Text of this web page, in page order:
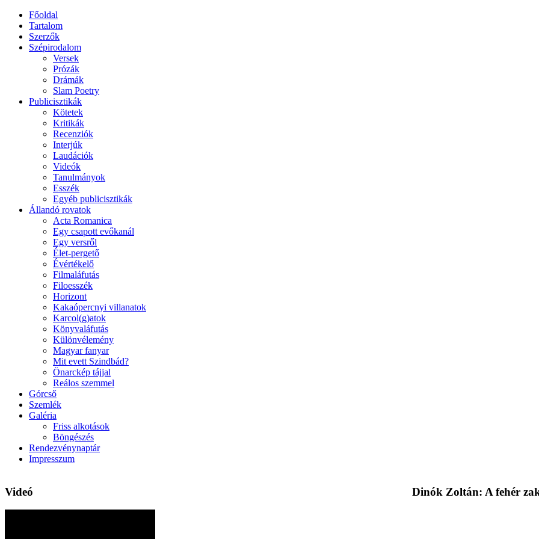
Főoldal
Tartalom
Szerzők
Szépirodalom
Versek
Prózák
Drámák
Slam Poetry
Publicisztikák
Kötetek
Kritikák
Recenziók
Interjúk
Laudációk
Videók
Tanulmányok
Esszék
Egyéb publicisztikák
Állandó rovatok
Acta Romanica
Egy csapott evőkanál
Egy versről
Élet-pergető
Évértékelő
Filmaláfutás
Filoesszék
Horizont
Kakaópercnyi villanatok
Karcol(g)atok
Könyvaláfutás
Különvélemény
Magyar fanyar
Mit evett Szindbád?
Önarckép tájjal
Reálos szemmel
Górcső
Szemlék
Galéria
Friss alkotások
Böngészés
Rendezvénynaptár
Impresszum
Videó Dinók Zoltán: A fehér